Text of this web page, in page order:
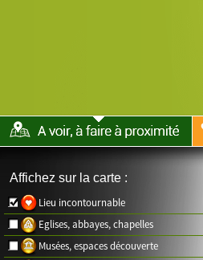
Affichez sur la carte :
Lieu incontournable
Eglises, abbayes, chapelles
Musées, espaces découverte